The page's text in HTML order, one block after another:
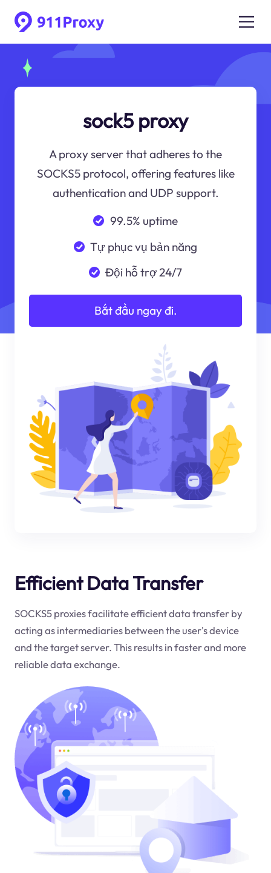
sock5 proxy
A proxy server that adheres to the
SOCKS5 protocol, offering features like
authentication and UDP support.
99.5% uptime
Tự phục vụ bản năng
Đội hỗ trợ 24/7
Bắt đầu ngay đi.
Efficient Data Transfer
SOCKS5 proxies facilitate efficient data transfer by
acting as intermediaries between the user's device
and the target server. This results in faster and more
reliable data exchange.